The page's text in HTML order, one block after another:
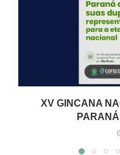
XV GINCANA